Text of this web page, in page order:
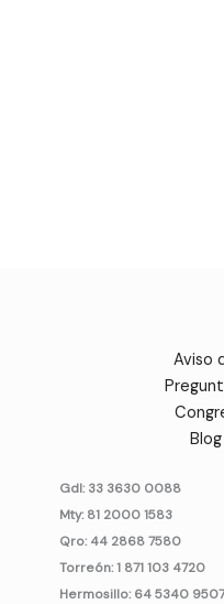
Aviso
Gdl: 33 3630 0088
Mty: 81 2000 1583
Qro: 44 2868 7580
Torreón: 1 871 103 4720
Hermosillo: 64 5340 9507